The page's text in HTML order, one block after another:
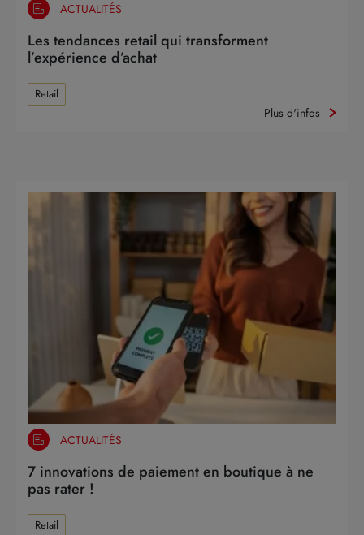
ACTUALITÉS
Les tendances retail qui transforment
l’expérience d’achat
Retail
Plus d'infos
ACTUALITÉS
7 innovations de paiement en boutique à ne
pas rater !
Retail